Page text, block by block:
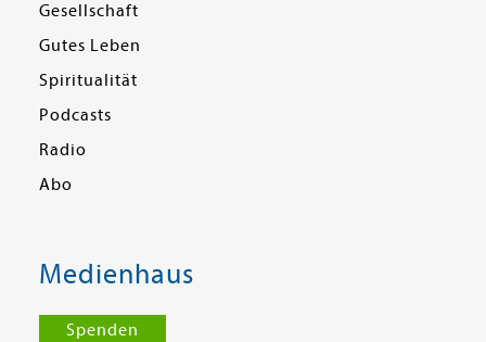
Gesellschaft
Gutes Leben
Spiritualität
Podcasts
Radio
Abo
Medienhaus
Spenden